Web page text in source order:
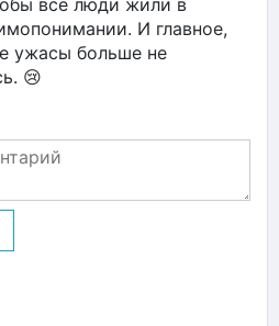
И главное,
ужасы больше не
😢